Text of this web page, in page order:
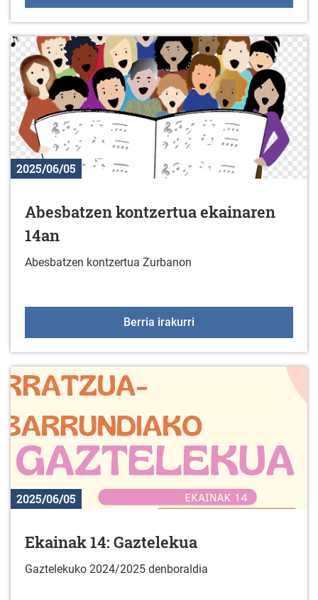
2025/06/05
Abesbatzen kontzertua ekainaren
14an
Abesbatzen kontzertua Zurbanon
Berria irakurri
2025/06/05
Ekainak 14: Gaztelekua
Gaztelekuko 2024/2025 denboraldia